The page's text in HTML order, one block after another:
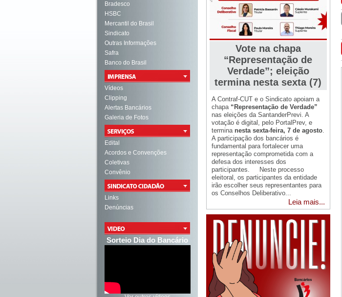
Bradesco
HSBC
Mercantil do Brasil
Sindicato
Outras Informações
Safra
Banco do Brasil
Vídeos
Clipping
Alertas Bancários
Galeria de Fotos
Edital
Acordos e Convenções
Coletivas
Convênio
Links
Denúncias
Sorteio Dia do Bancário
Vote na chapa
“Representação de
Verdade”; eleição
termina nesta sexta (7)
A Contraf-CUT e o Sindicato apoiam a
chapa “Representação de Verdade”
nas eleições da SantanderPrevi. A
votação é digital, pelo PortalPrev, e
termina nesta sexta-feira, 7 de agosto.
A participação dos bancários é
fundamental para fortalecer uma
representação comprometida com a
defesa dos interesses dos
participantes. Neste processo
eleitoral, os participantes da entidade
irão escolher seus representantes para
os Conselhos Deliberativo...
Leia mais...